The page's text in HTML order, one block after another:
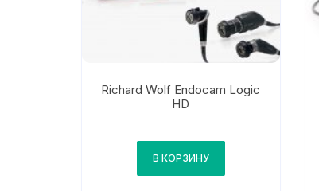
Richard Wolf Endocam Logic
HD
В КОРЗИНУ